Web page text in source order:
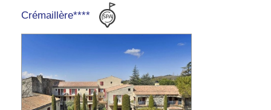
Crémaillère****